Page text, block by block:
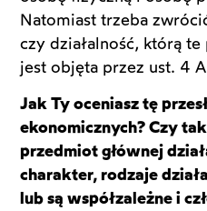
Natomiast trzeba
czy działalność, którą
jest objęta przez ust. 4
Jak Ty oceniasz tę
ekonomicznych? Czy
przedmiot głównej
charakter, rodzaje
lub są współzależne i